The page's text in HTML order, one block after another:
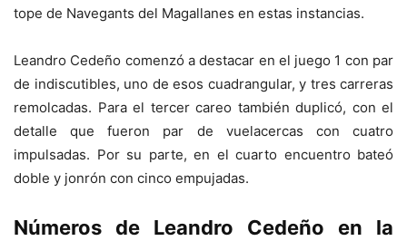
tope de Navegants del Magallanes en estas instancias.
Leandro Cedeño comenzó a destacar en el juego 1 con par
de indiscutibles, uno de esos cuadrangular, y tres carreras
remolcadas. Para el tercer careo también duplicó, con el
detalle que fueron par de vuelacercas con cuatro
impulsadas. Por su parte, en el cuarto encuentro bateó
doble y jonrón con cinco empujadas.
Números de Leandro Cedeño en la